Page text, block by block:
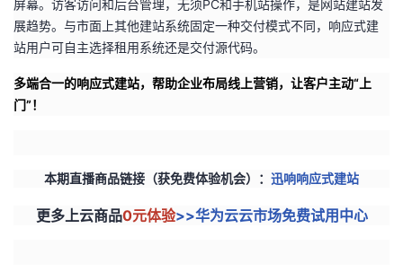
屏幕。访客访问和后台管理，无须PC和手机站操作，是网站建站发
展趋势。与市面上其他建站系统固定一种交付模式不同，响应式建
站用户可自主选择租用系统还是交付源代码。
多端合一的响应式建站，帮助企业布局线上营销，让客户主动“上
门”！
本期直播商品链接（获免费体验机会）： 迅响响应式建站
更多上云商品0元体验>>华为云云市场免费试用中心